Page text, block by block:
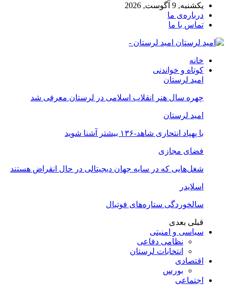
یکشنبه, 9 آگوست, 2026
درباره‌ی ما
تماس با ما
امید لرستان -
خانه
کوتاه و خواندنی
امید لرستان
چهره سال هنر انقلاب اسلامی در لرستان معرفی شد
امید لرستان
با پهپاد انتحاری شاهد-۱۳۶ بیشتر آشنا شوید
فضای مجازی
شغل‌‌هایی که در سایه جهان دیجیتالی در حال انقراض هستند
اسلایدر
سالخوردگی ستاره‌های فوتبال
قبلی بعدی
سیاسی و امنیتی
نظامی دفاعی
انتخابات لرستان
اقتصادی
بورس
اجتماعی